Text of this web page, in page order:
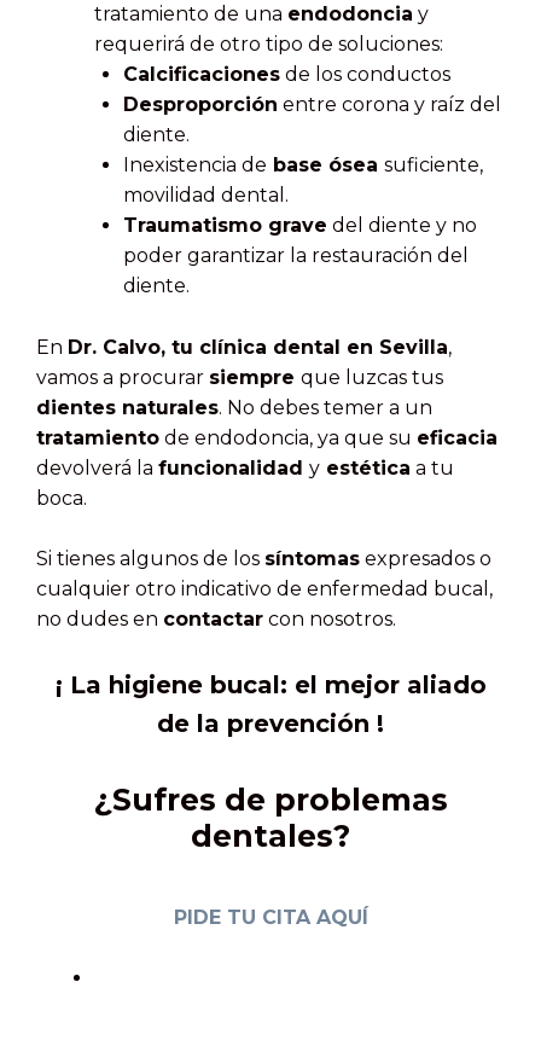
tratamiento de una endodoncia y
requerirá de otro tipo de soluciones:
Calcificaciones de los conductos
Desproporción entre corona y raíz del
diente.
Inexistencia de base ósea suficiente,
movilidad dental.
Traumatismo grave del diente y no
poder garantizar la restauración del
diente.
En Dr. Calvo, tu clínica dental en Sevilla,
vamos a procurar siempre que luzcas tus
dientes naturales. No debes temer a un
tratamiento de endodoncia, ya que su eficacia
devolverá la funcionalidad y estética a tu
boca.
Si tienes algunos de los síntomas expresados o
cualquier otro indicativo de enfermedad bucal,
no dudes en contactar con nosotros.
¡ La higiene bucal: el mejor aliado
de la prevención !
¿Sufres de problemas
dentales?
PIDE TU CITA AQUÍ